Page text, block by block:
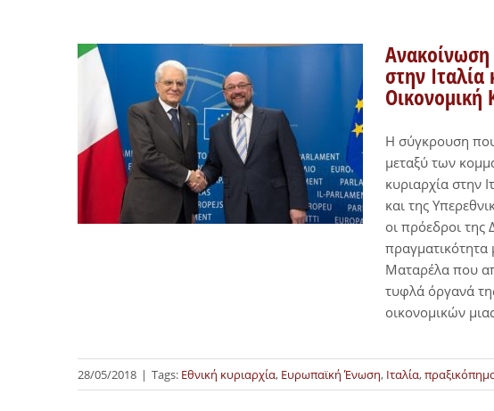
στην Ιταλία
Οικονομική
Η σύγκρουση
μεταξύ των
κυριαρχία στην
και της
οι πρόεδροι
πραγματικότητα
Ματαρέλα που
τυφλά όργανά
οικονομικών
28/05/2018 | Tags: Εθνική κυριαρχία, Ευρωπαϊκή Ένωση, Ιταλία,